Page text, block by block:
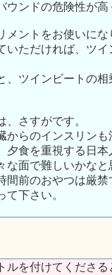
ウンドの危険性が高
メントをお使いに
いただければ、ツ
、ツインビートの
さすがです。
からのインスリン
夕食を重視する日
な面で難しいかな
間前のおやつは厳禁
下さい。
ルを付けてくださ